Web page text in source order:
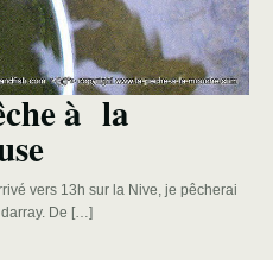
à la
vers 13h sur la Nive, je pêcherai
De […]